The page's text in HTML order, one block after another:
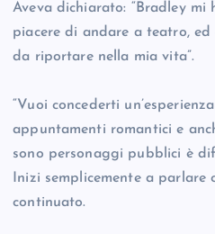
Aveva dichiarato: “Bradley mi
piacere di andare a teatro,
da riportare nella mia vita”.
“Vuoi concederti
appuntamenti romantici e
sono personaggi pubblici è
Inizi semplicemente a parlare
continuato.